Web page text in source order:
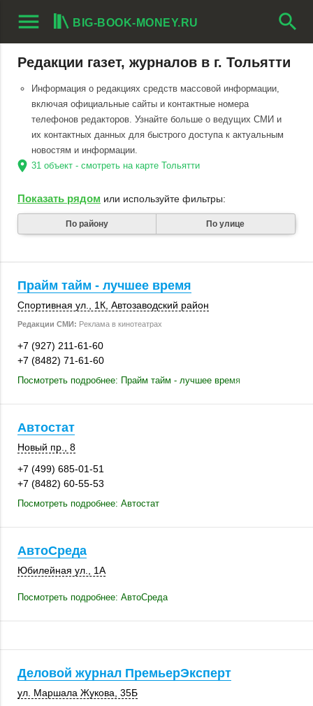
menu BIG-BOOK-MONEY.RU search
Редакции газет, журналов в г. Тольятти
Информация о редакциях средств массовой информации,
включая официальные сайты и контактные номера
телефонов редакторов. Узнайте больше о ведущих СМИ и
их контактных данных для быстрого доступа к актуальным
новостям и информации.
location_on 31 объект - смотреть на карте Тольятти
Показать рядом или используйте фильтры:
По району По улице
Прайм тайм - лучшее время
Спортивная ул., 1К Автозаводский район
Редакции СМИ: Реклама в кинотеатрах
+7 (927) 211-61-60
+7 (8482) 71-61-60
Посмотреть подробнее: Прайм тайм - лучшее время
Автостат
Новый пр., 8
+7 (499) 685-01-51
+7 (8482) 60-55-53
Посмотреть подробнее: Автостат
АвтоСреда
Юбилейная ул., 1А
Посмотреть подробнее: АвтоСреда
Деловой журнал ПремьерЭксперт
ул. Маршала Жукова 35Б